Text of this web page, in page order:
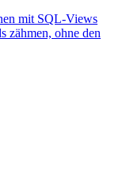
mit SQL-Views
zähmen, ohne den